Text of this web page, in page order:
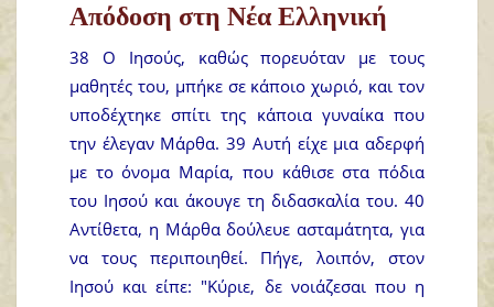
Απόδοση στη Νέα Ελληνική
38 Ο Ιησούς, καθώς πορευόταν με τους
μαθητές του, μπήκε σε κάποιο χωριό, και τον
υποδέχτηκε σπίτι της κάποια γυναίκα που
την έλεγαν Μάρθα. 39 Αυτή είχε μια αδερφή
με το όνομα Μαρία, που κάθισε στα πόδια
του Ιησού και άκουγε τη διδασκαλία του. 40
Αντίθετα, η Μάρθα δούλευε ασταμάτητα, για
να τους περιποιηθεί. Πήγε, λοιπόν, στον
Ιησού και είπε: "Κύριε, δε νοιάζεσαι που η